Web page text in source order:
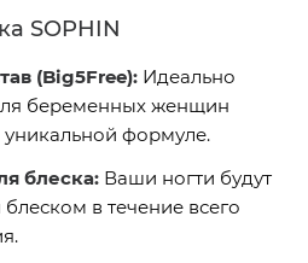
SOPHIN
(Big5Free): Идеально
беременных женщин
уникальной формуле.
блеска: Ваши ногти будут
в течение всего